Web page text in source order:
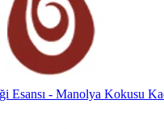
Esansı - Manolya Kokusu